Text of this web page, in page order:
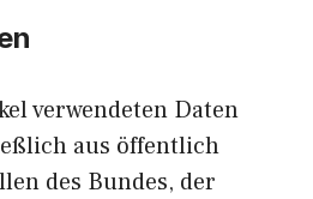
verwendeten Daten
aus öffentlich
des Bundes, der